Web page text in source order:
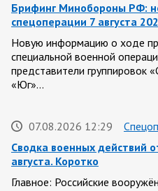
Брифинг Минобороны РФ:
спецоперации 7 августа
Новую информацию о ходе
специальной военной
представители группировок
«Юг»…
07.08.2026 12:29
Сводка военных действий
августа. Коротко
Главное: Российские